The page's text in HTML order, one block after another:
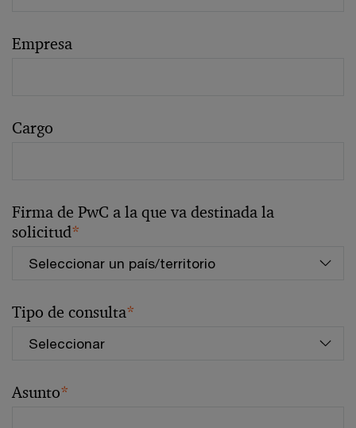
Empresa
Cargo
Firma de PwC a la que va destinada la
solicitud*
Tipo de consulta*
Asunto*